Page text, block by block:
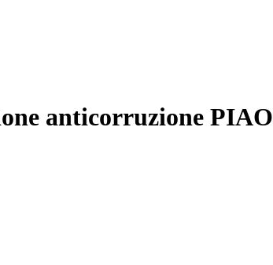
anticorruzione PIAO